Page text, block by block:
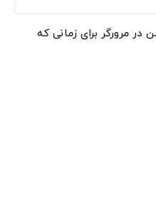
در مرورگر برای زمانی که